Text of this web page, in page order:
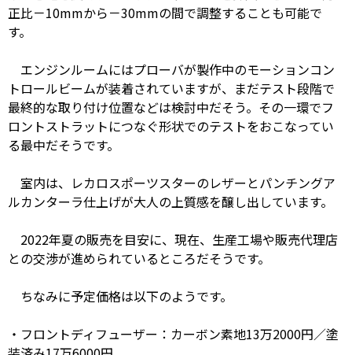
正比－10mmから－30mmの間で調整することも可能で
す。
エンジンルームにはプローバが製作中のモーションコン
トロールビームが装着されていますが、まだテスト段階で
最終的な取り付け位置などは検討中だそう。その一環でフ
ロントストラットにつなぐ形状でのテストをおこなってい
る最中だそうです。
室内は、レカロスポーツスターのレザーとパンチングア
ルカンターラ仕上げが大人の上質感を醸し出しています。
2022年夏の販売を目安に、現在、生産工場や販売代理店
との交渉が進められているところだそうです。
ちなみに予定価格は以下のようです。
・フロントディフューザー：カーボン素地13万2000円／塗